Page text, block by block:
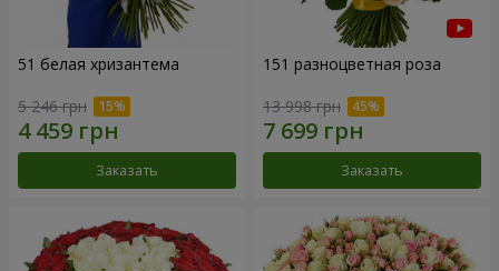
51 белая хризантема
5 246 грн
Заказать
151 разноцветная роза
13 998 грн
Заказать